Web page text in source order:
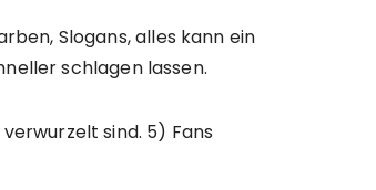
Slogans, alles kann ein
schlagen lassen.
sind. 5) Fans